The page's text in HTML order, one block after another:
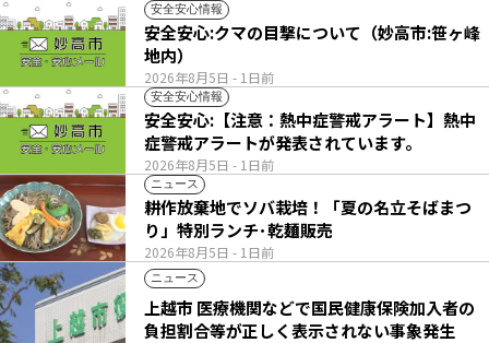
安全安心情報
2026年8月5日 - 1日前
安全安心:クマの目撃について（妙高市:笹ヶ峰
地内）
安全安心情報
2026年8月5日 - 1日前
安全安心:【注意：熱中症警戒アラート】熱中
症警戒アラートが発表されています。
ニュース
2026年8月5日 - 1日前
耕作放棄地でソバ栽培！「夏の名立そばまつ
り」特別ランチ･乾麺販売
ニュース
上越市 医療機関などで国民健康保険加入者の
負担割合等が正しく表示されない事象発生